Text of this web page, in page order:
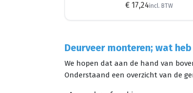
€ 17,24incl. BTW
Deurveer monteren; wat
We hopen dat aan de hand van
Onderstaand een overzicht van de